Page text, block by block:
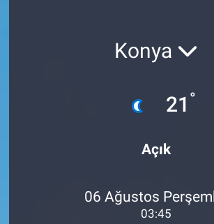
Konya
21 °
Açık
06 Ağustos
03:45